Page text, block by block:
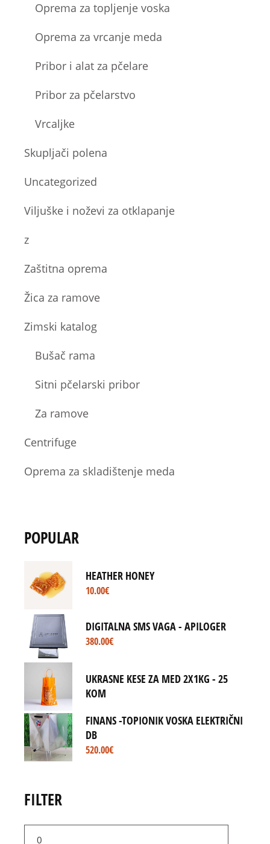
Oprema za topljenje voska
Oprema za vrcanje meda
Pribor i alat za pčelare
Pribor za pčelarstvo
Vrcaljke
Skupljači polena
Uncategorized
Viljuške i noževi za otklapanje
z
Zaštitna oprema
Žica za ramove
Zimski katalog
Bušač rama
Sitni pčelarski pribor
Za ramove
Centrifuge
Oprema za skladištenje meda
POPULAR
HEATHER HONEY
10.00€
DIGITALNA SMS VAGA - APILOGER
380.00€
UKRASNE KESE ZA MED 2X1KG - 25
KOM
FINANS -TOPIONIK VOSKA ELEKTRIČNI
DB
520.00€
FILTER
Min
price